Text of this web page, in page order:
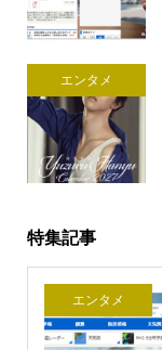
エンタメ
特集記事
エンタメ